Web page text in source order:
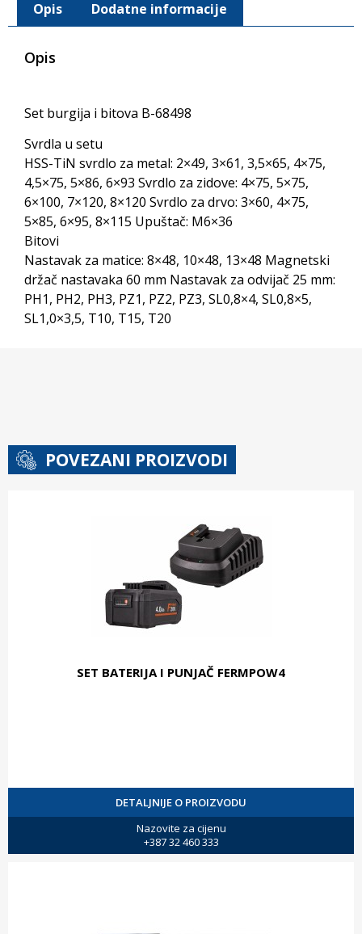
Opis Dodatne informacije
Opis
Set burgija i bitova B-68498
Svrdla u setu
HSS-TiN svrdlo za metal: 2×49, 3×61, 3,5×65, 4×75,
4,5×75, 5×86, 6×93 Svrdlo za zidove: 4×75, 5×75,
6×100, 7×120, 8×120 Svrdlo za drvo: 3×60, 4×75,
5×85, 6×95, 8×115 Upuštač: M6×36
Bitovi
Nastavak za matice: 8×48, 10×48, 13×48 Magnetski
držač nastavaka 60 mm Nastavak za odvijač 25 mm:
PH1, PH2, PH3, PZ1, PZ2, PZ3, SL0,8×4, SL0,8×5,
SL1,0×3,5, T10, T15, T20
POVEZANI PROIZVODI
SET BATERIJA I PUNJAČ FERMPOW4
DETALJNIJE O PROIZVODU
Nazovite za cijenu
+387 32 460 333